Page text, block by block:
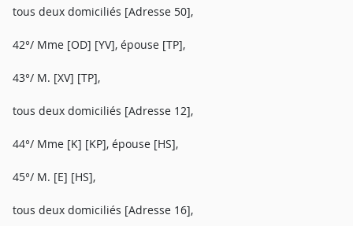
tous deux domiciliés [Adresse 50],
42°/ Mme [OD] [YV], épouse [TP],
43°/ M. [XV] [TP],
tous deux domiciliés [Adresse 12],
44°/ Mme [K] [KP], épouse [HS],
45°/ M. [E] [HS],
tous deux domiciliés [Adresse 16],